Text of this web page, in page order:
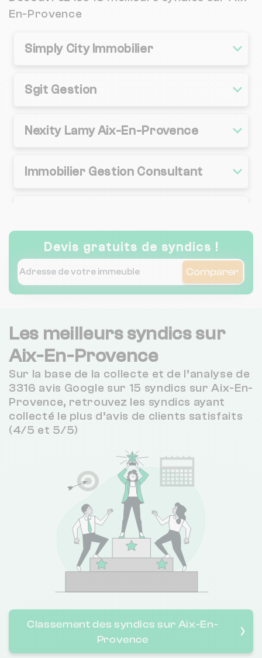
En-Provence
Simply City Immobilier
Sgit Gestion
Nexity Lamy Aix-En-Provence
Immobilier Gestion Consultant
Agence Ghibaudo
Isp Immobilier
Agence Immobiliere De Gestion
C I P A
Citya Sainte Victoire - Citya
Damerio
La Comtesse Immobilier
Cabinet Daude
Foncia Terres De Provence
Accord
Cabinet De Pierrefeu
Devis gratuits de syndics !
Comparer
Les meilleurs syndics sur
Aix-En-Provence
Sur la base de la collecte et de l’analyse de
3316 avis Google sur 15 syndics sur Aix-En-
Provence, retrouvez les syndics ayant
collecté le plus d’avis de clients satisfaits
(4/5 et 5/5)
Classement des syndics sur Aix-En-
Provence
❯